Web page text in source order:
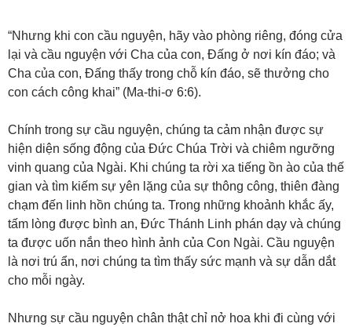
“Nhưng khi con cầu nguyện, hãy vào phòng riêng, đóng cửa
lại và cầu nguyện với Cha của con, Đấng ở nơi kín đáo; và
Cha của con, Đấng thấy trong chỗ kín đáo, sẽ thưởng cho
con cách công khai” (Ma-thi-ơ 6:6).
Chính trong sự cầu nguyện, chúng ta cảm nhận được sự
hiện diện sống động của Đức Chúa Trời và chiêm ngưỡng
vinh quang của Ngài. Khi chúng ta rời xa tiếng ồn ào của thế
gian và tìm kiếm sự yên lặng của sự thông công, thiên đàng
chạm đến linh hồn chúng ta. Trong những khoảnh khắc ấy,
tấm lòng được bình an, Đức Thánh Linh phán dạy và chúng
ta được uốn nắn theo hình ảnh của Con Ngài. Cầu nguyện
là nơi trú ẩn, nơi chúng ta tìm thấy sức mạnh và sự dẫn dắt
cho mỗi ngày.
Nhưng sự cầu nguyện chân thật chỉ nở hoa khi đi cùng với